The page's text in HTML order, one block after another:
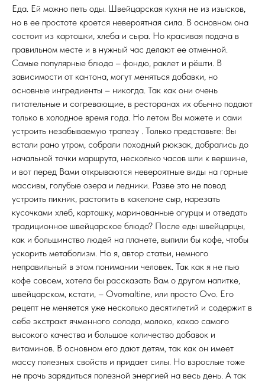
Еда. Ей можно петь оды. Швейцарская кухня не из изысков,
но в ее простоте кроется невероятная сила. В основном она
состоит из картошки, хлеба и сыра. Но красивая подача в
правильном месте и в нужный час делают ее отменной.
Самые популярные блюда – фондю, раклет и рёшти. В
зависимости от кантона, могут меняться добавки, но
основные ингредиенты – никогда. Так как они очень
питательные и согревающие, в ресторанах их обычно подают
только в холодное время года. Но летом Вы можете и сами
устроить незабываемую трапезу . Только представьте: Вы
встали рано утром, собрали походный рюкзак, добрались до
начальной точки маршрута, несколько часов шли к вершине,
и вот перед Вами открываются невероятные виды на горные
массивы, голубые озера и ледники. Разве это не повод
устроить пикник, растопить в какелоне сыр, нарезать
кусочками хлеб, картошку, маринованные огурцы и отведать
традиционное швейцарское блюдо? После еды швейцарцы,
как и большинство людей на планете, выпили бы кофе, чтобы
ускорить метаболизм. Но я, автор статьи, немного
неправильный в этом понимании человек. Так как я не пью
кофе совсем, хотела бы рассказать Вам о другом напитке,
швейцарском, кстати, – Ovomaltine, или просто Ovo. Его
рецепт не меняется уже несколько десятилетий и содержит в
себе экстракт ячменного солода, молоко, какао самого
высокого качества и большое количество добавок и
витаминов. В основном его дают детям, так как он имеет
массу полезных свойств и придает силы. Но взрослые тоже
не прочь зарядиться полезной энергией на весь день. А так